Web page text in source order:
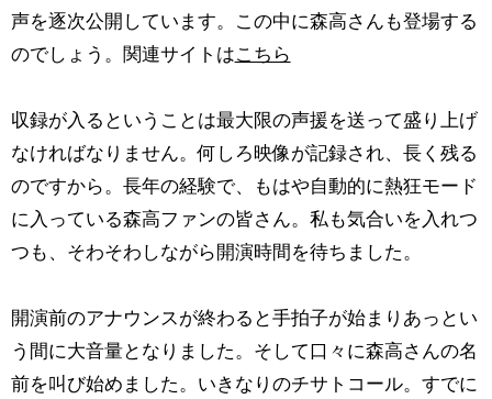
声を逐次公開しています。この中に森高さんも登場する
のでしょう。関連サイトはこちら
収録が入るということは最大限の声援を送って盛り上げ
なければなりません。何しろ映像が記録され、長く残る
のですから。長年の経験で、もはや自動的に熱狂モード
に入っている森高ファンの皆さん。私も気合いを入れつ
つも、そわそわしながら開演時間を待ちました。
開演前のアナウンスが終わると手拍子が始まりあっとい
う間に大音量となりました。そして口々に森高さんの名
前を叫び始めました。いきなりのチサトコール。すでに